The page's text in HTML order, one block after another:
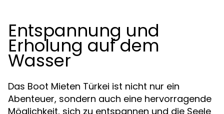
Entspannung und
Erholung auf dem
Wasser
Das Boot Mieten Türkei ist nicht nur ein
Abenteuer, sondern auch eine hervorragende
Möglichkeit, sich zu entspannen und die Seele